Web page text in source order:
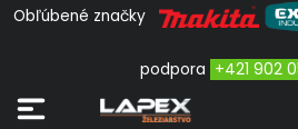
Obľúbené značky
podpora +421 902